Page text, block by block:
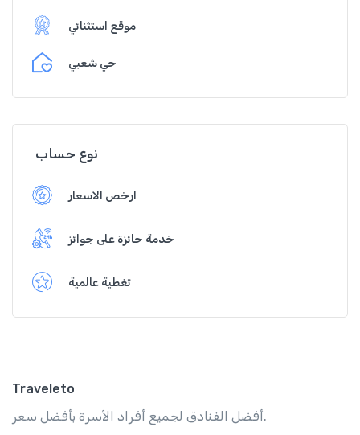
موقع استثنائي
حي شعبي
نوع حساب
ارخص الاسعار
خدمة حائزة على جوائز
تغطية عالمية
Traveleto
أفضل الفنادق لجميع أفراد الأسرة بأفضل سعر.